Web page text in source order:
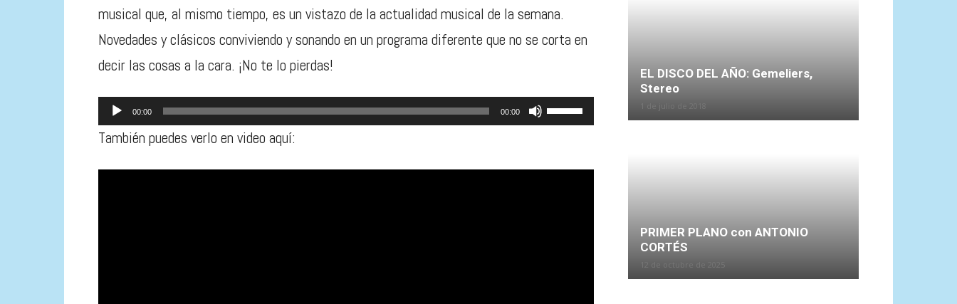
musical que, al mismo tiempo, es un vistazo de la actualidad musical de la semana.
Novedades y clásicos conviviendo y sonando en un programa diferente que no se corta en
decir las cosas a la cara. ¡No te lo pierdas!
Reproductor
de
00:00 00:00
Utiliza
También puedes verlo en video aquí:
EL DISCO DEL AÑO: Gemeliers,
Stereo
PRIMER PLANO con ANTONIO
CORTÉS